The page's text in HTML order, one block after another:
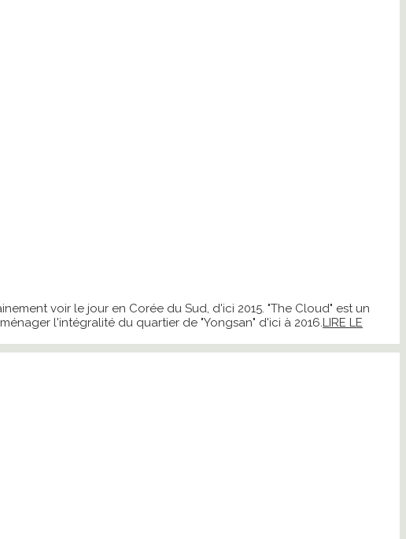
voir le jour en Corée du Sud, d'ici 2015. "The Cloud" est un
l'intégralité du quartier de "Yongsan" d'ici à 2016.LIRE LE